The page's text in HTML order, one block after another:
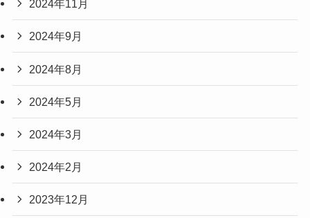
2024年11月
2024年9月
2024年8月
2024年5月
2024年3月
2024年2月
2023年12月